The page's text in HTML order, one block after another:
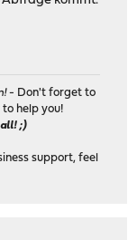
- Don't forget to
help you!
;)
support, feel